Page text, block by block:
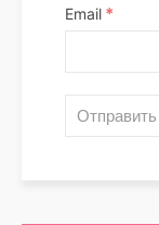
Email *